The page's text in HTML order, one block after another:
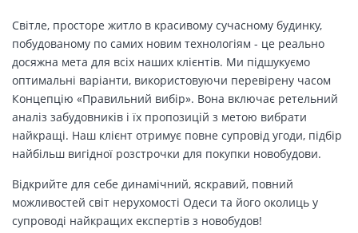
Світле, просторе житло в красивому сучасному будинку,
побудованому по самих новим технологіям - це реально
досяжна мета для всіх наших клієнтів. Ми підшукуємо
оптимальні варіанти, використовуючи перевірену часом
Концепцію «Правильний вибір». Вона включає ретельний
аналіз забудовників і їх пропозицій з метою вибрати
найкращі. Наш клієнт отримує повне супровід угоди, підбір
найбільш вигідної розстрочки для покупки новобудови.
Відкрийте для себе динамічний, яскравий, повний
можливостей світ нерухомості Одеси та його околиць у
супроводі найкращих експертів з новобудов!